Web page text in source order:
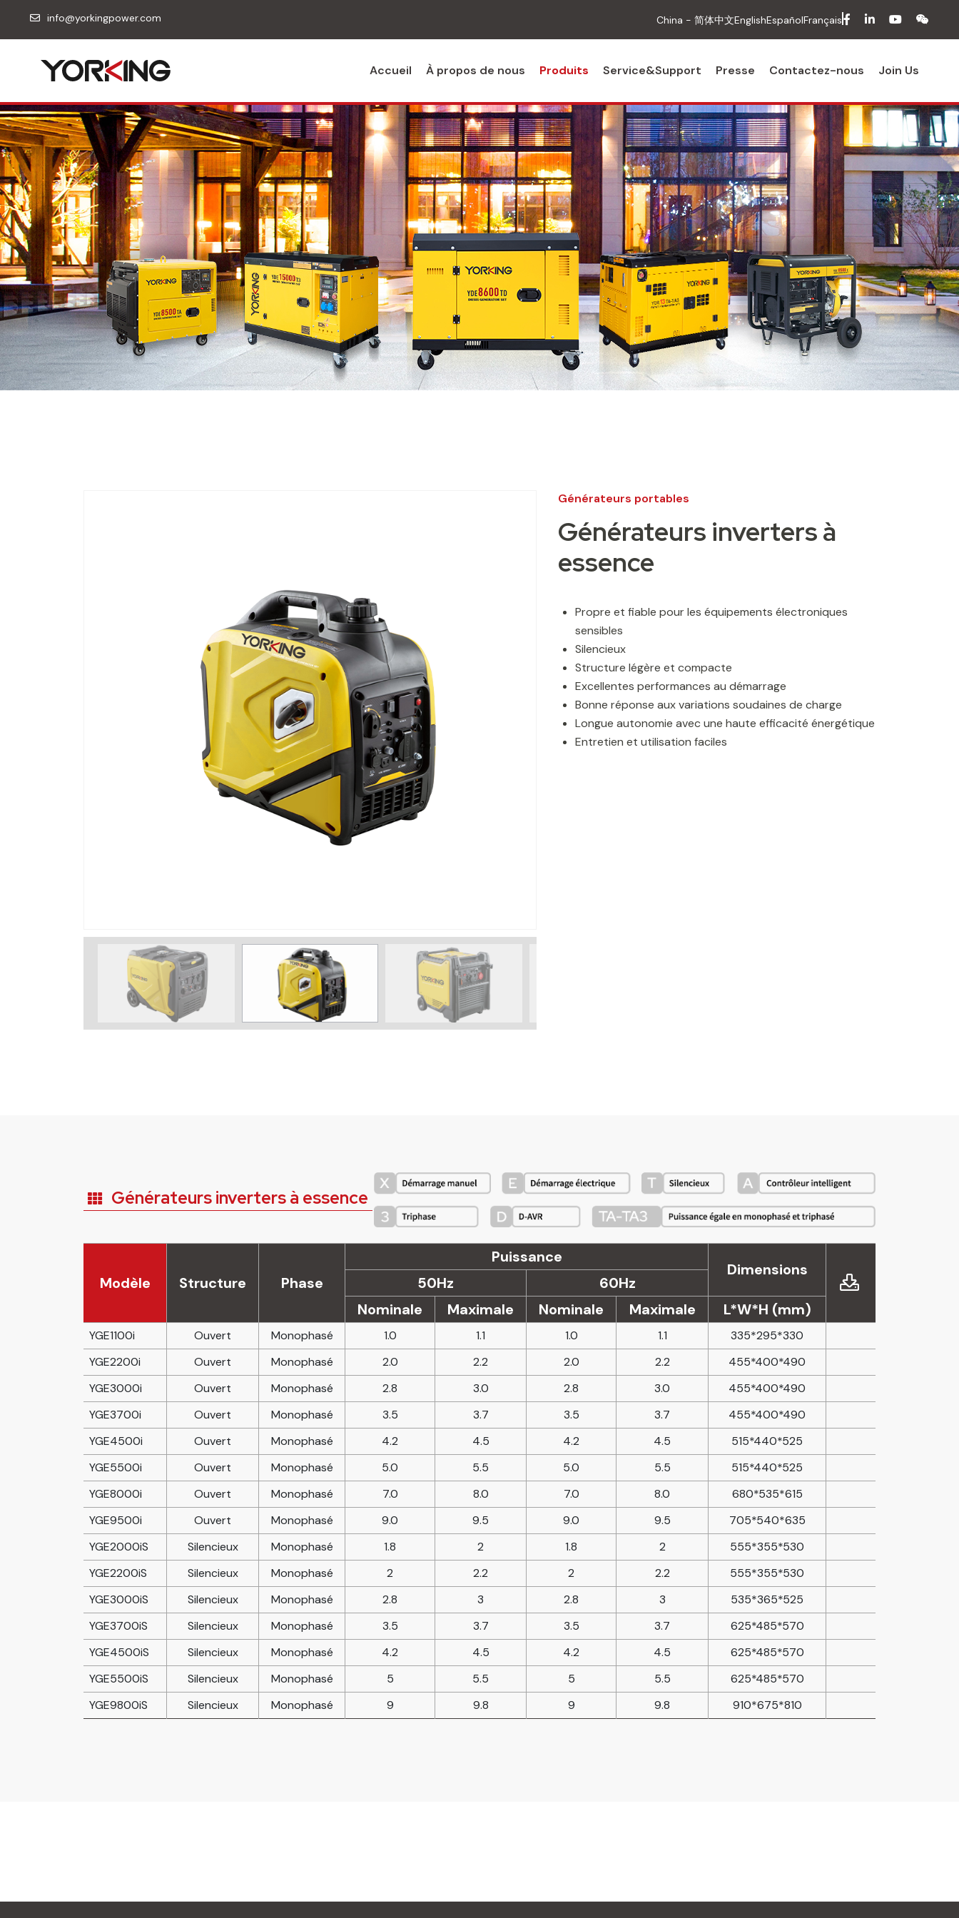
info@yorkingpower.com China - 简体中文EnglishEspañolFrançais facebook
in youtube
Accueil À propos de nous Produits Service&Support Presse Contactez-nous Join Us
Générateurs portables
Générateurs inverters à
essence
Propre et fiable pour les équipements électroniques
sensibles
Silencieux
Structure légère et compacte
Excellentes performances au démarrage
Bonne réponse aux variations soudaines de charge
Longue autonomie avec une haute efficacité énergétique
Entretien et utilisation faciles
Générateurs inverters à essence
Modèle Structure Phase
Puissance
Dimensions
50Hz
60Hz
Nominale
Maximale Nominale Maximale L*W*H (mm)
YGE1100i Ouvert Monophasé 1.0 1.1 1.0 1.1
335*295*330
YGE2200i
Ouvert Monophasé 2.0 2.2 2.0 2.2
455*400*490
YGE3000i
Ouvert Monophasé 2.8 3.0 2.8 3.0
455*400*490
YGE3700i
Ouvert Monophasé 3.5 3.7 3.5 3.7
455*400*490
YGE4500i
Ouvert Monophasé 4.2 4.5 4.2 4.5
515*440*525
YGE5500i
Ouvert Monophasé 5.0 5.5 5.0 5.5
515*440*525
YGE8000i
Ouvert Monophasé 7.0 8.0 7.0 8.0
680*535*615
YGE9500i
Ouvert Monophasé 9.0 9.5 9.0 9.5
705*540*635
YGE2000iS
Silencieux Monophasé 1.8 2 1.8 2
555*355*530
YGE2200iS
Silencieux Monophasé 2 2.2 2 2.2
555*355*530
YGE3000iS
Silencieux Monophasé 2.8 3 2.8 3
535*365*525
YGE3700iS
Silencieux Monophasé 3.5 3.7 3.5 3.7
625*485*570
YGE4500iS
Silencieux Monophasé 4.2 4.5 4.2 4.5
625*485*570
YGE5500iS
Silencieux Monophasé 5 5.5 5 5.5
625*485*570
YGE9800iS
Silencieux Monophasé 9 9.8 9 9.8 910*675*810